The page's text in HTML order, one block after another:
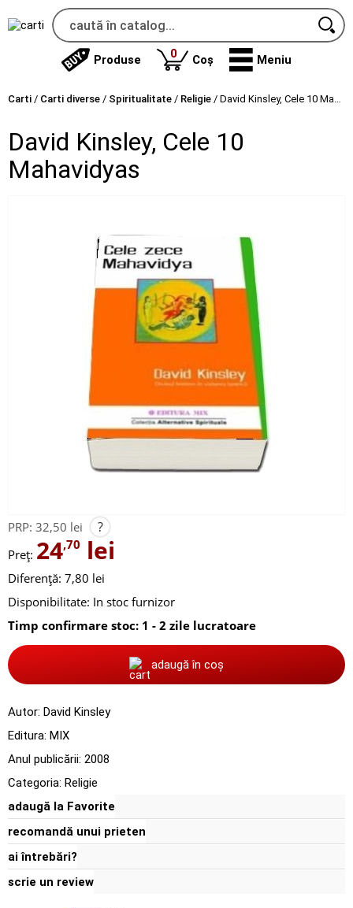
Produse 0produse
Coș Meniu
Carti / Carti diverse / Spiritualitate / Religie / David Kinsley, Cele 10 Mahavidyas
David Kinsley, Cele 10
Mahavidyas
PRP: 32,50 lei ?
Preț: 24,70 lei
Diferență: 7,80 lei
Disponibilitate: In stoc furnizor
Timp confirmare stoc: 1 - 2 zile lucratoare
adaugă în coș
Autor: David Kinsley
Editura: MIX
Anul publicării: 2008
Categoria: Religie
adaugă la Favorite
recomandă unui prieten
ai întrebări?
scrie un review